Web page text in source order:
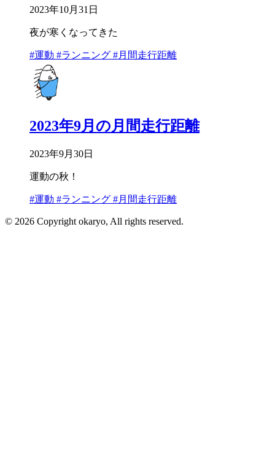
2023年10月31日
夜が寒くなってきた
#運動 #ランニング #月間走行距離
2023年9月の月間走行距離
2023年9月30日
運動の秋！
#運動 #ランニング #月間走行距離
© 2026 Copyright okaryo, All rights reserved.